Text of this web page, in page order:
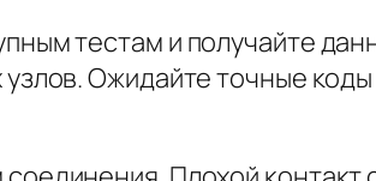
тестам и получайте
Ожидайте точные